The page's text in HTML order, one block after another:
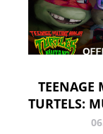
TEENAGE
TURTELS: